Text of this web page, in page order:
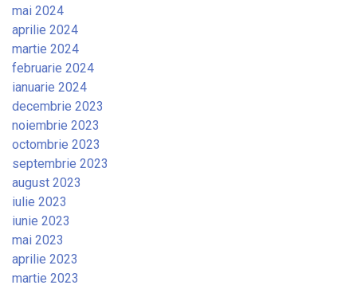
mai 2024
aprilie 2024
martie 2024
februarie 2024
ianuarie 2024
decembrie 2023
noiembrie 2023
octombrie 2023
septembrie 2023
august 2023
iulie 2023
iunie 2023
mai 2023
aprilie 2023
martie 2023